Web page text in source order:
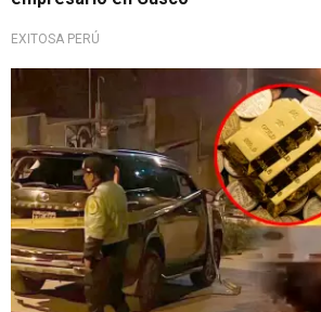
EXITOSA PERÚ
Peligro en la ciudad imperial